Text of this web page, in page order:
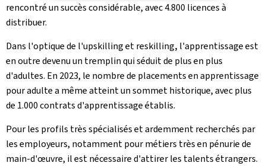
rencontré un succès considérable, avec 4.800 licences à
distribuer.
Dans l'optique de l'upskilling et reskilling, l'apprentissage est
en outre devenu un tremplin qui séduit de plus en plus
d'adultes. En 2023, le nombre de placements en apprentissage
pour adulte a même atteint un sommet historique, avec plus
de 1.000 contrats d'apprentissage établis.
Pour les profils très spécialisés et ardemment recherchés par
les employeurs, notamment pour métiers très en pénurie de
main-d'œuvre, il est nécessaire d'attirer les talents étrangers.